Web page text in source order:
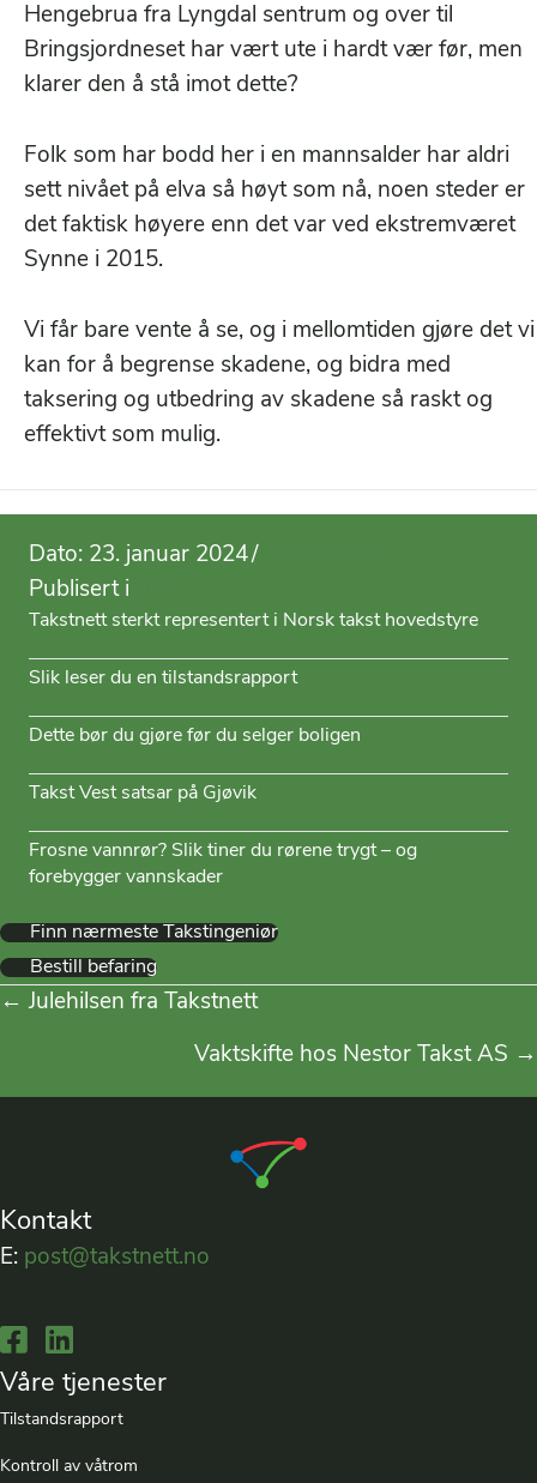
Hengebrua fra Lyngdal sentrum og over til
Bringsjordneset har vært ute i hardt vær før, men
klarer den å stå imot dette?
Folk som har bodd her i en mannsalder har aldri
sett nivået på elva så høyt som nå, noen steder er
det faktisk høyere enn det var ved ekstremværet
Synne i 2015.
Vi får bare vente å se, og i mellomtiden gjøre det vi
kan for å begrense skadene, og bidra med
taksering og utbedring av skadene så raskt og
effektivt som mulig.
Dato: 23. januar 2024/
Publisert i
Takstnett sterkt representert i Norsk takst hovedstyre
Slik leser du en tilstandsrapport
Dette bør du gjøre før du selger boligen
Takst Vest satsar på Gjøvik
Frosne vannrør? Slik tiner du rørene trygt – og
forebygger vannskader
Finn nærmeste Takstingeniør
Bestill befaring
Posts
← Julehilsen fra Takstnett
Vaktskifte hos Nestor Takst AS →
Kontakt
E: post@takstnett.no
Lenke til Facebook
Lenke til LinkedIn
Våre tjenester
Tilstandsrapport
Kontroll av våtrom